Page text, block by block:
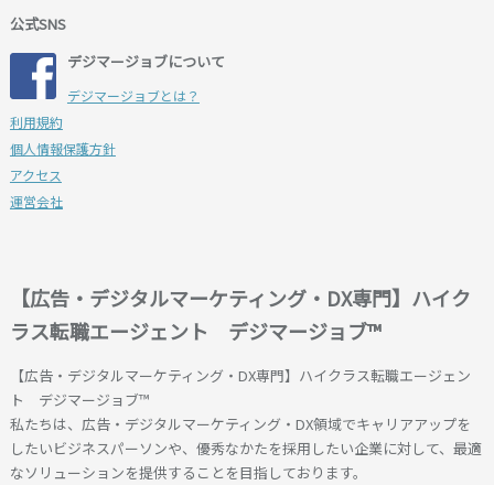
公式SNS
デジマージョブについて
デジマージョブとは？
利用規約
個人情報保護方針
アクセス
運営会社
【広告・デジタルマーケティング・DX専門】ハイク
ラス転職エージェント デジマージョブ™
【広告・デジタルマーケティング・DX専門】ハイクラス転職エージェン
ト デジマージョブ™
私たちは、広告・デジタルマーケティング・DX領域でキャリアアップを
したいビジネスパーソンや、優秀なかたを採用したい企業に対して、最適
なソリューションを提供することを目指しております。